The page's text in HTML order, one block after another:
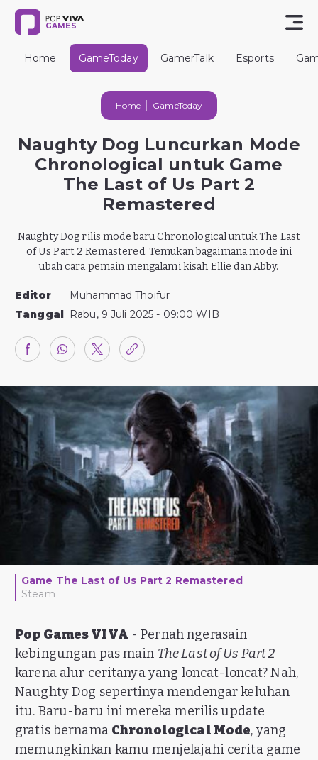
GAMES
Home GameToday GamerTalk Esports
Home GameToday
Naughty Dog Luncurkan Mode
Chronological untuk Game
The Last of Us Part 2
Remastered
Naughty Dog rilis mode baru Chronological untuk The Last
of Us Part 2 Remastered. Temukan bagaimana mode ini
ubah cara pemain mengalami kisah Ellie dan Abby.
Editor
Muhammad Thoifur
Tanggal Rabu, 9 Juli 2025 - 09:00 WIB
Game The Last of Us Part 2 Remastered
Steam
Pop Games VIVA - Pernah ngerasain
kebingungan pas main The Last of Us Part 2
karena alur ceritanya yang loncat-loncat? Nah,
Naughty Dog sepertinya mendengar keluhan
itu. Baru-baru ini mereka merilis update
gratis bernama Chronological Mode, yang
memungkinkan kamu menjelajahi cerita game